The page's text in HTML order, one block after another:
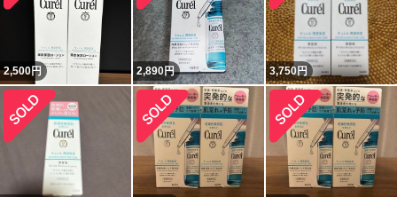
2,500円 2,890円 3,750円